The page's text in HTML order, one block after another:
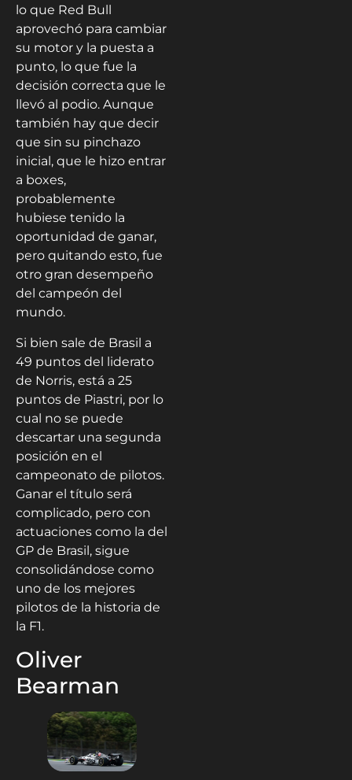
lo que Red Bull
aprovechó para cambiar
su motor y la puesta a
punto, lo que fue la
decisión correcta que le
llevó al podio. Aunque
también hay que decir
que sin su pinchazo
inicial, que le hizo entrar
a boxes,
probablemente
hubiese tenido la
oportunidad de ganar,
pero quitando esto, fue
otro gran desempeño
del campeón del
mundo.
Si bien sale de Brasil a
49 puntos del liderato
de Norris, está a 25
puntos de Piastri, por lo
cual no se puede
descartar una segunda
posición en el
campeonato de pilotos.
Ganar el título será
complicado, pero con
actuaciones como la del
GP de Brasil, sigue
consolidándose como
uno de los mejores
pilotos de la historia de
la F1.
Oliver
Bearman